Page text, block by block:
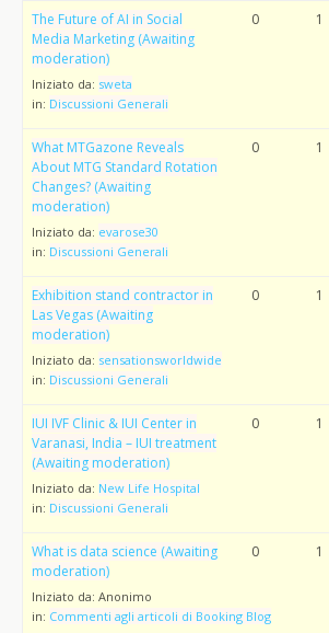
The Future of AI in Social
Media Marketing (Awaiting
moderation)
Iniziato da: sweta
in: Discussioni Generali
0 1
What MTGazone Reveals
About MTG Standard Rotation
Changes? (Awaiting
moderation)
Iniziato da: evarose30
in: Discussioni Generali
0 1
Exhibition stand contractor in
Las Vegas (Awaiting
moderation)
Iniziato da: sensationsworldwide
in: Discussioni Generali
0 1
IUI IVF Clinic & IUI Center in
Varanasi, India – IUI treatment
(Awaiting moderation)
Iniziato da: New Life Hospital
in: Discussioni Generali
0 1
What is data science (Awaiting
moderation)
Iniziato da: Anonimo
in: Commenti agli articoli di Booking Blog
0 1